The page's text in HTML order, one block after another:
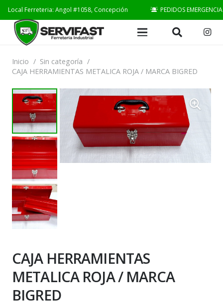
Local Ferreteria: Angol #1058, Concepción PEDIDOS EMERGENCIA
Inicio / Sin categoría /
CAJA HERRAMIENTAS METALICA ROJA / MARCA BIGRED
CAJA HERRAMIENTAS
METALICA ROJA / MARCA
BIGRED